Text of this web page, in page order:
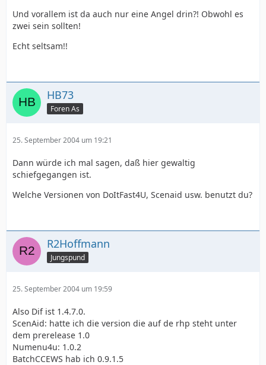
Und vorallem ist da auch nur eine Angel drin?! Obwohl es
zwei sein sollten!
Echt seltsam!!
HB73
Foren As
25. September 2004 um 19:21
Dann würde ich mal sagen, daß hier gewaltig
schiefgegangen ist.
Welche Versionen von DoItFast4U, Scenaid usw. benutzt du?
R2Hoffmann
Jungspund
25. September 2004 um 19:59
Also Dif ist 1.4.7.0.
ScenAid: hatte ich die version die auf de rhp steht unter
dem prerelease 1.0
Numenu4u: 1.0.2
BatchCCEWS hab ich 0.9.1.5